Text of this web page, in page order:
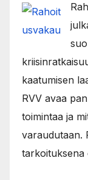
kaatumisen
RVV avaa
toimintaa ja
varaudutaan.
tarkoituksena